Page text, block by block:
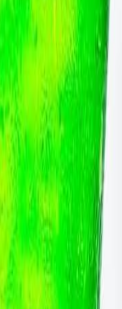
Euromonitor
de bebidas
los
que destaca
las gaseosas no sólo
y
son un
analista de la
Bebidas
la